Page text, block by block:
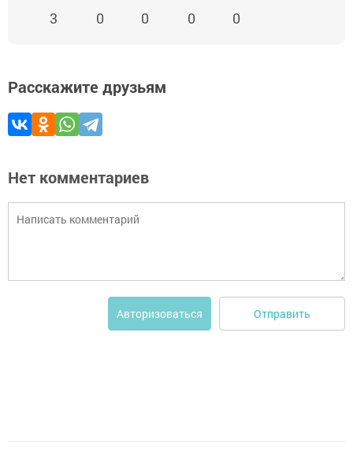
3 0 0 0 0
Расскажите друзьям
Нет комментариев
Авторизоваться Отправить